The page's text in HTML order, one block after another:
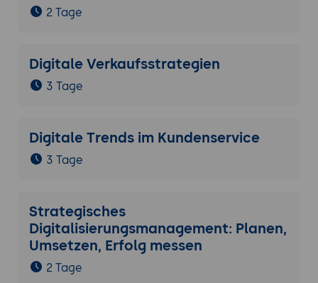
2 Tage
Digitale Verkaufsstrategien
3 Tage
Digitale Trends im Kundenservice
3 Tage
Strategisches
Digitalisierungsmanagement: Planen,
Umsetzen, Erfolg messen
2 Tage